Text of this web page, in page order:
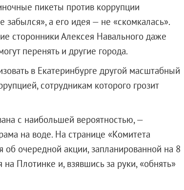
пикеты против коррупции
а его идея — не «скомкалась».
сторонники Алексея Навального даже
перенять и другие города.
в Екатеринбурге другой масштабный
сотрудникам которого грозит
с наибольшей вероятностью, —
на воде. На странице «Комитета
об очередной акции, запланированной на 8
Плотинке и, взявшись за руки, «обнять»